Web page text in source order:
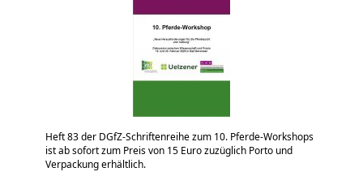
Heft 83 der DGfZ-Schriftenreihe zum 10. Pferde-Workshops
ist ab sofort zum Preis von 15 Euro zuzüglich Porto und
Verpackung erhältlich.